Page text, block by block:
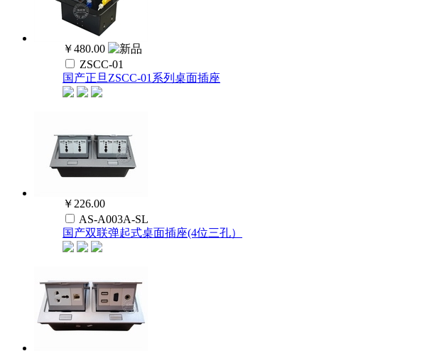
￥480.00
ZSCC-01
国产正旦ZSCC-01系列桌面插座
￥226.00
AS-A003A-SL
国产双联弹起式桌面插座(4位三孔）